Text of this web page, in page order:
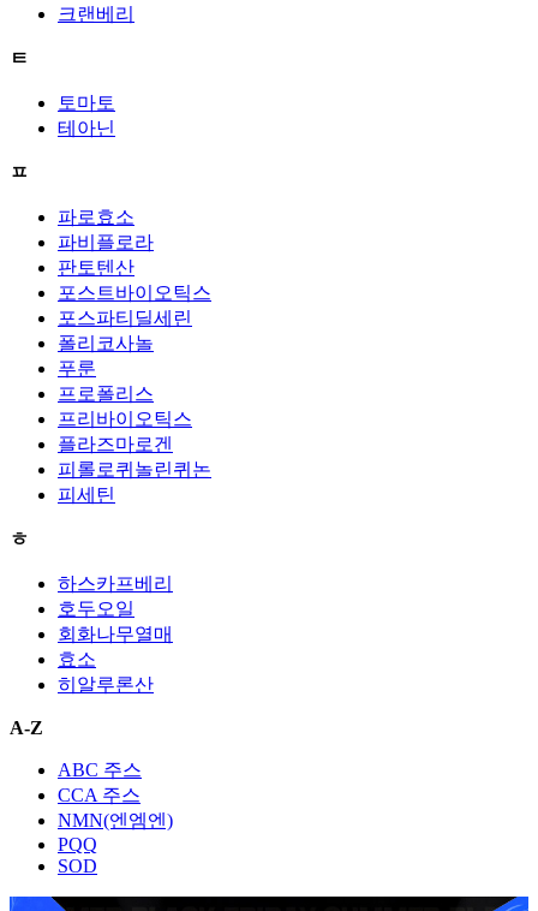
크랜베리
ㅌ
토마토
테아닌
ㅍ
파로효소
파비플로라
판토텐산
포스트바이오틱스
포스파티딜세린
폴리코사놀
푸룬
프로폴리스
프리바이오틱스
플라즈마로겐
피롤로퀴놀린퀴논
피세틴
ㅎ
하스카프베리
호두오일
회화나무열매
효소
히알루론산
A-Z
ABC 주스
CCA 주스
NMN(엔엠엔)
PQQ
SOD